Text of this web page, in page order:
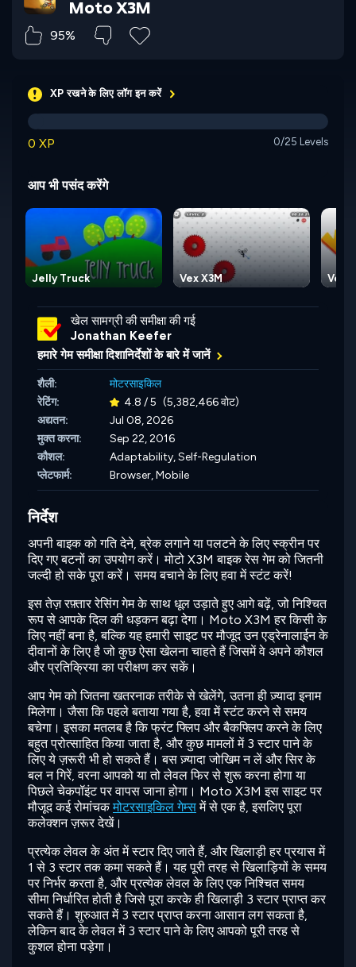
Moto X3M
95%
XP रखने के लिए लॉग इन करें
0 XP 0/25 Levels
आप भी पसंद करेंगे
Jelly Truck Vex X3M Vex
खेल सामग्री की समीक्षा की गई
Jonathan Keefer
हमारे गेम समीक्षा दिशानिर्देशों के बारे में जानें
शैली:
मोटरसाइकिल
रेटिंग:
4.8 / 5 (5,382,466 वोट)
अद्यतन:
Jul 08, 2026
मुक्त करना:
Sep 22, 2016
कौशल:
Adaptability,Self-Regulation
प्लेटफार्म:
Browser, Mobile
निर्देश
अपनी बाइक को गति देने, ब्रेक लगाने या पलटने के लिए स्क्रीन पर
दिए गए बटनों का उपयोग करें। मोटो X3M बाइक रेस गेम को जितनी
जल्दी हो सके पूरा करें। समय बचाने के लिए हवा में स्टंट करें!
इस तेज़ रफ़्तार रेसिंग गेम के साथ धूल उड़ाते हुए आगे बढ़ें, जो निश्चित
रूप से आपके दिल की धड़कन बढ़ा देगा। Moto X3M हर किसी के
लिए नहीं बना है, बल्कि यह हमारी साइट पर मौजूद उन एड्रेनालाईन के
दीवानों के लिए है जो कुछ ऐसा खेलना चाहते हैं जिसमें वे अपने कौशल
और प्रतिक्रिया का परीक्षण कर सकें।
आप गेम को जितना खतरनाक तरीके से खेलेंगे, उतना ही ज़्यादा इनाम
मिलेगा। जैसा कि पहले बताया गया है, हवा में स्टंट करने से समय
बचेगा। इसका मतलब है कि फ्रंट फ्लिप और बैकफ्लिप करने के लिए
बहुत प्रोत्साहित किया जाता है, और कुछ मामलों में 3 स्टार पाने के
लिए ये ज़रूरी भी हो सकते हैं। बस ज़्यादा जोखिम न लें और सिर के
बल न गिरें, वरना आपको या तो लेवल फिर से शुरू करना होगा या
पिछले चेकपॉइंट पर वापस जाना होगा। Moto X3M इस साइट पर
मौजूद कई रोमांचकमोटरसाइकिल गेम्समें से एक है, इसलिए पूरा
कलेक्शन ज़रूर देखें।
प्रत्येक लेवल के अंत में स्टार दिए जाते हैं, और खिलाड़ी हर प्रयास में
1 से 3 स्टार तक कमा सकते हैं। यह पूरी तरह से खिलाड़ियों के समय
पर निर्भर करता है, और प्रत्येक लेवल के लिए एक निश्चित समय
सीमा निर्धारित होती है जिसे पूरा करके ही खिलाड़ी 3 स्टार प्राप्त कर
सकते हैं। शुरुआत में 3 स्टार प्राप्त करना आसान लग सकता है,
लेकिन बाद के लेवल में 3 स्टार पाने के लिए आपको पूरी तरह से
कुशल होना पड़ेगा।